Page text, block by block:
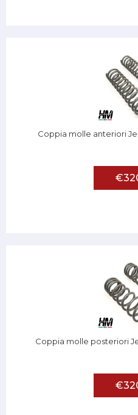
Coppia molle anteriori
Coppia molle posteriori